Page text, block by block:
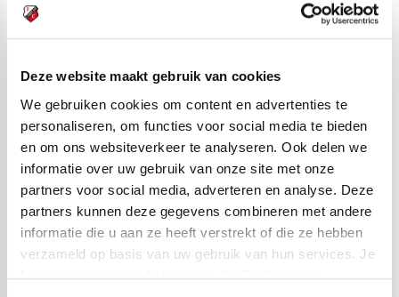
Deze website maakt gebruik van cookies
We gebruiken cookies om content en advertenties te
personaliseren, om functies voor social media te bieden
en om ons websiteverkeer te analyseren. Ook delen we
informatie over uw gebruik van onze site met onze
partners voor social media, adverteren en analyse. Deze
partners kunnen deze gegevens combineren met andere
informatie die u aan ze heeft verstrekt of die ze hebben
verzameld op basis van uw gebruik van hun services. Je
kan je toestemming beheren op de Cookiepagina.